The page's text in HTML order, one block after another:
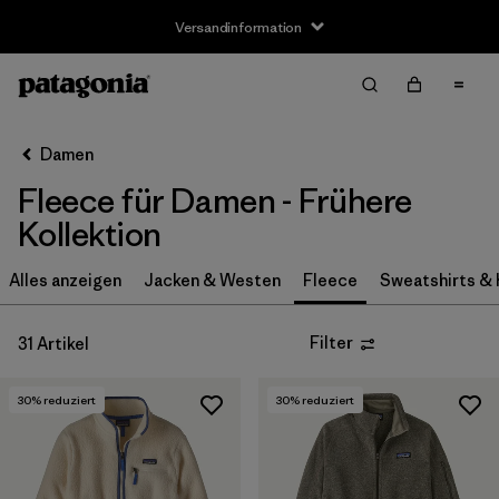
Versandinformation
Filter by
Größe
XS (15)
XL (29)
XXL
Damen
Fleece für Damen - Frühere
Kollektion
Alles anzeigen Jacken & Westen Fleece Sweatshirts &
31 Artikel Filter
30% reduziert 30% reduziert